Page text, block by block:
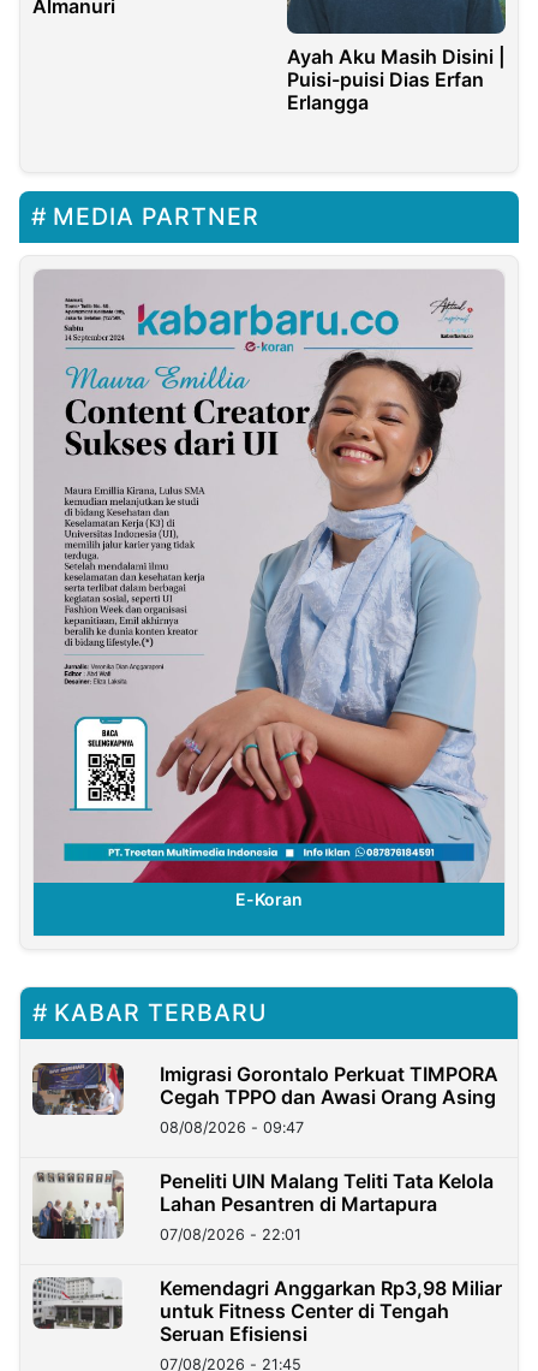
Almanuri
Ayah Aku Masih Disini |
Puisi-puisi Dias Erfan
Erlangga
MEDIA PARTNER
E-Koran
KABAR TERBARU
Imigrasi Gorontalo Perkuat TIMPORA
Cegah TPPO dan Awasi Orang Asing
08/08/2026 - 09:47
Peneliti UIN Malang Teliti Tata Kelola
Lahan Pesantren di Martapura
07/08/2026 - 22:01
Kemendagri Anggarkan Rp3,98 Miliar
untuk Fitness Center di Tengah
Seruan Efisiensi
07/08/2026 - 21:45